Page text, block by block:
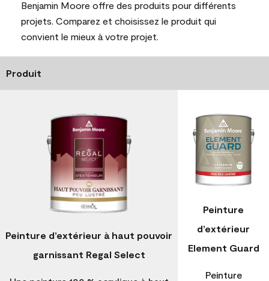
Benjamin Moore offre des produits pour différents
projets. Comparez et choisissez le produit qui
convient le mieux à votre projet.
Produit
Peinture d’extérieur à haut pouvoir
garnissant Regal Select
Peinture
d’extérieur
Element Guard
Peinture